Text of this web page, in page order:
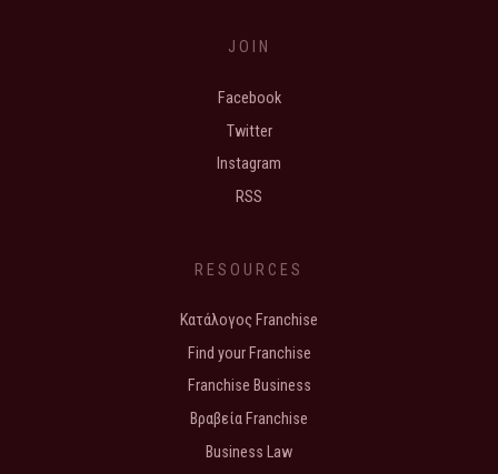
JOIN
Facebook
Twitter
Instagram
RSS
RESOURCES
Κατάλογος Franchise
Find your Franchise
Franchise Business
Βραβεία Franchise
Business Law